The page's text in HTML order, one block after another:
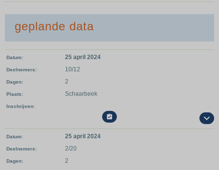
geplande data
Datum 25 april 2024
Deelnemers 10/12
Dagen 2
Plaats Schaarbeek
Inschrijven

Datum 25 april 2024
Deelnemers 2/20
Dagen
2